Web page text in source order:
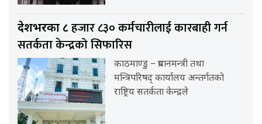
देशभरका ८हजार ८३० कर्मचारीलाई कारबाही गर्न
सतर्कता केन्द्रको सिफारिस
काठमाण्डु – प्रधानमन्त्री तथा
मन्त्रिपरिषद् कार्यालय अन्तर्गतको
राष्ट्रिय सतर्कता केन्द्रले